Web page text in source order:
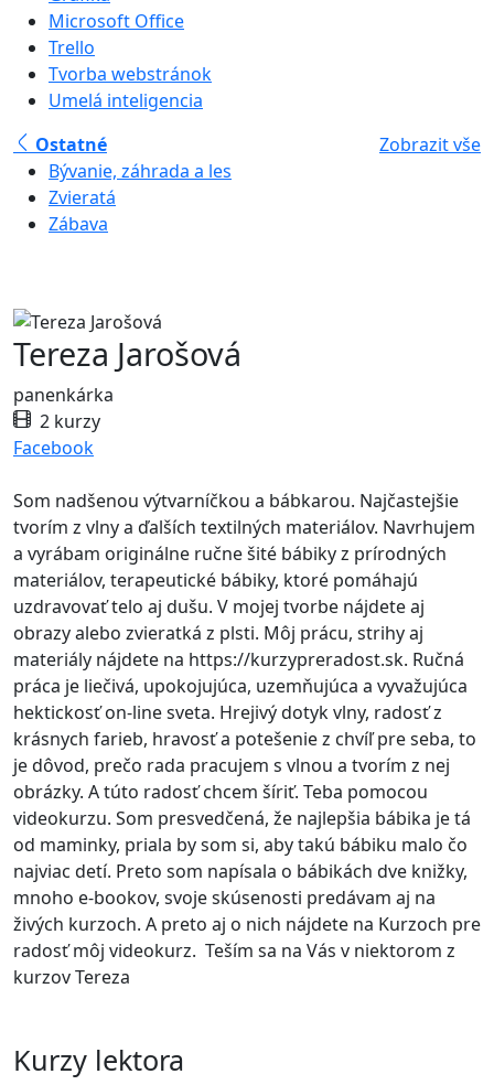
Microsoft Office
Trello
Tvorba webstránok
Umelá inteligencia
Ostatné
Zobrazit vše
Bývanie, záhrada a les
Zvieratá
Zábava
Tereza Jarošová
panenkárka
2 kurzy
Facebook
Som nadšenou výtvarníčkou a bábkarou. Najčastejšie
tvorím z vlny a ďalších textilných materiálov. Navrhujem
a vyrábam originálne ručne šité bábiky z prírodných
materiálov, terapeutické bábiky, ktoré pomáhajú
uzdravovať telo aj dušu. V mojej tvorbe nájdete aj
obrazy alebo zvieratká z plsti. Môj prácu, strihy aj
materiály nájdete na https://kurzypreradost.sk. Ručná
práca je liečivá, upokojujúca, uzemňujúca a vyvažujúca
hektickosť on-line sveta. Hrejivý dotyk vlny, radosť z
krásnych farieb, hravosť a potešenie z chvíľ pre seba, to
je dôvod, prečo rada pracujem s vlnou a tvorím z nej
obrázky. A túto radosť chcem šíriť. Teba pomocou
videokurzu. Som presvedčená, že najlepšia bábika je tá
od maminky, priala by som si, aby takú bábiku malo čo
najviac detí. Preto som napísala o bábikách dve knižky,
mnoho e-bookov, svoje skúsenosti predávam aj na
živých kurzoch. A preto aj o nich nájdete na Kurzoch pre
radosť môj videokurz. Teším sa na Vás v niektorom z
kurzov Tereza
Kurzy lektora